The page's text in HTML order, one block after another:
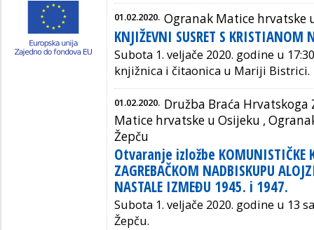
01.02.2020. Ogranak Matice hrvatske
KNJIŽEVNI SUSRET S KRISTIANOM
Subota 1. veljače 2020. godine u
knjižnica i čitaonica u Mariji Bistrici.
01.02.2020. Družba Braća
Matice hrvatske u Osijeku ,
Žepču
Otvaranje izložbe KOMUNISTIČKE
ZAGREBAČKOM NADBISKUPU
NASTALE IZMEĐU 1945. i 1947.
Subota 1. veljače 2020. godine u 13
Žepču.